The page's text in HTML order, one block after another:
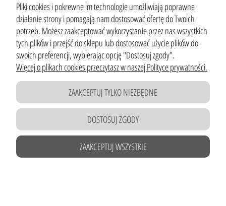
XI. TRYB POSTĘPOWANIA REKLAMACYJNEGO DOTYCZĄCEGO
ŚWIADCZENIA USŁUG DROGĄ ELEKTRONICZNĄ
Sprzedający zapewnia że podejmie działania, aby Sklep
działał poprawnie biorąc pod uwagę aktualny stan wiedzy
technicznej i wykorzystywanego sprzętu oraz
oprogramowania, usuwając wszelkie ew.
nieprawidłowości zgłoszone przez Klientów.
Klient może zgłosić Sprzedającemu reklamację w związku z
korzystaniem z usług nieodpłatnych świadczonych drogą
elektroniczną przez Sprzedającego, w szczególności
nieprawidłowości związane z funkcjonowaniem Sklepu.
Klienci mogą zgłaszać reklamacje pisemnie na adres
Pliki cookies i pokrewne im technologie umożliwiają poprawne
działanie strony i pomagają nam dostosować ofertę do Twoich
potrzeb. Możesz zaakceptować wykorzystanie przez nas wszystkich
tych plików i przejść do sklepu lub dostosować użycie plików do
swoich preferencji, wybierając opcję "Dostosuj zgody".
Więcej o plikach cookies przeczytasz w naszej Polityce prywatności.
ZAAKCEPTUJ TYLKO NIEZBĘDNE
DOSTOSUJ ZGODY
ZAAKCEPTUJ WSZYSTKIE